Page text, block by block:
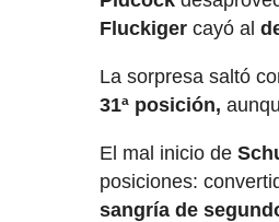
Fluckigercayó al
La sorpresa saltó
31ª posición,
El mal inicio de
posiciones:
sangría de